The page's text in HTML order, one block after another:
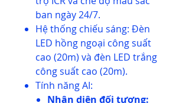
ban ngày 24/7.
Hệ thống chiếu sáng: Đèn
LED hồng ngoại công suất
cao (20m) và đèn LED trắng
công suất cao (20m).
Tính năng AI:
Nhận diện đối tượng: